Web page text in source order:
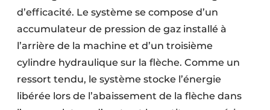
d’efficacité. Le système se compose d’un
accumulateur de pression de gaz installé à
l’arrière de la machine et d’un troisième
cylindre hydraulique sur la flèche. Comme un
ressort tendu, le système stocke l’énergie
libérée lors de l’abaissement de la flèche dans